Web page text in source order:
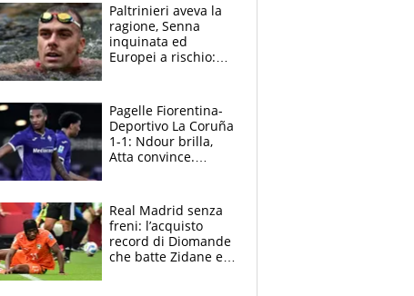
Paltrinieri aveva la
ragione, Senna
inquinata ed
Europei a rischio:
adesso
Pagelle Fiorentina-
Deportivo La Coruña
1-1: Ndour brilla,
Atta convince.
Real Madrid senza
freni: l’acquisto
record di Diomande
che batte Zidane e